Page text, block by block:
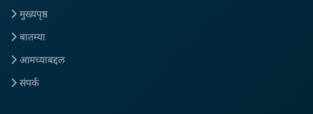
मुख्यपृष्ठ
बातम्या
आमच्याबद्दल
संपर्क